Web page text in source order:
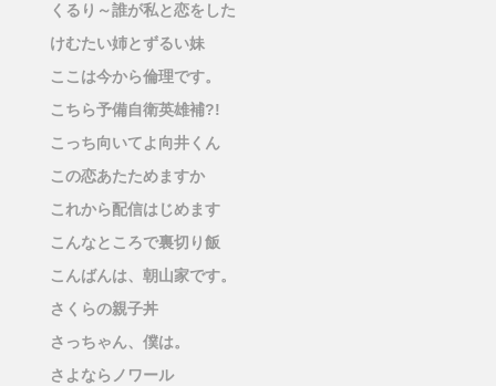
くるり～誰が私と恋をした
けむたい姉とずるい妹
ここは今から倫理です。
こちら予備自衛英雄補?!
こっち向いてよ向井くん
この恋あたためますか
これから配信はじめます
こんなところで裏切り飯
こんばんは、朝山家です。
さくらの親子丼
さっちゃん、僕は。
さよならノワール